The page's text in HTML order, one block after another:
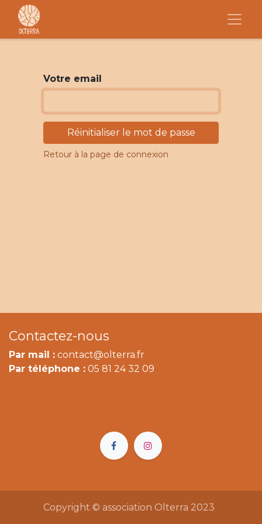
Votre email
Réinitialiser le mot de passe
Retour à la page de connexion
Contactez-nous
Par mail : contact@olterra.fr
Par téléphone : 05 81 24 32 09
Copyright © association Olterra 2023